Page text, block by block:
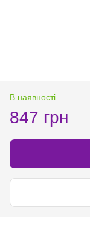
В наявності
847 грн